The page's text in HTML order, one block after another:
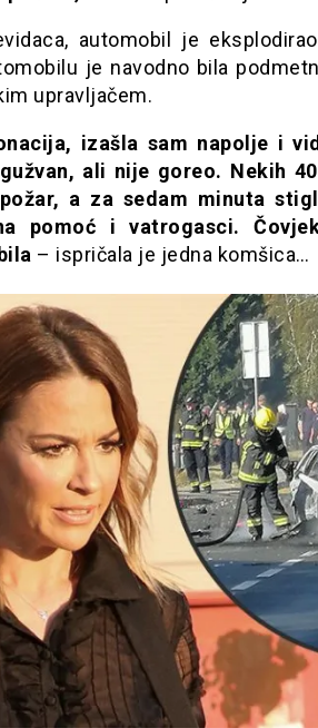
automobil je
je navodno bila
upravljačem.
izašla sam napolje i
ali nije goreo. Nekih
a za sedam minuta
pomoć i vatrogasci.
– ispričala je jedna komšica…